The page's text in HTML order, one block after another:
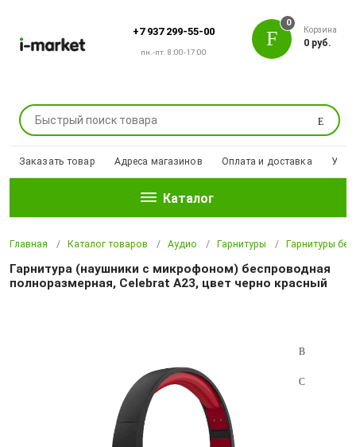
+7 937 299-55-00
пн.-пт. 8:00-17:00
Поиск
0
Корзина
0 руб.
Заказать товар Адреса магазинов Оплата и доставка
Каталог
Главная Каталог товаров Аудио Гарнитуры Гарнитуры
Гарнитура (наушники с микрофоном) беспроводная
полноразмерная, Celebrat A23, цвет черно красный